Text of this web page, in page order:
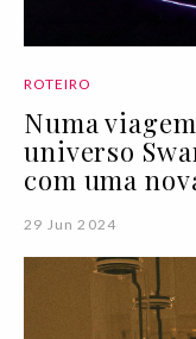
ROTEIRO
Numa
universo
com uma
29 Jun 2024